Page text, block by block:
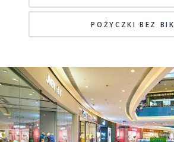
POŻYCZKI BEZ BIK